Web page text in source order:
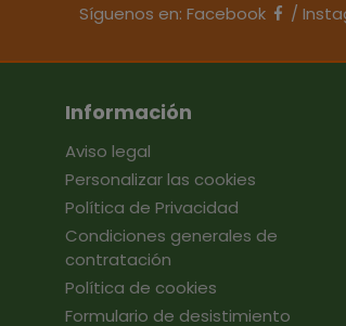
Síguenos en: Facebook /
Información
Aviso legal
Personalizar las cookies
Política de Privacidad
Condiciones generales de
contratación
Política de cookies
Formulario de desistimiento